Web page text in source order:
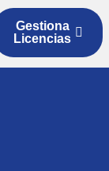
Gestiona
Licencias